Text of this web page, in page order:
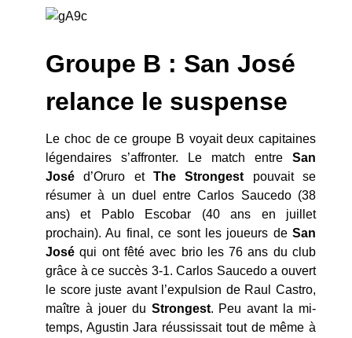
Groupe B : San José
relance le suspense
Le choc de ce groupe B voyait deux capitaines
légendaires s’affronter. Le match entre San
José d’Oruro et The Strongest pouvait se
résumer à un duel entre Carlos Saucedo (38
ans) et Pablo Escobar (40 ans en juillet
prochain). Au final, ce sont les joueurs de San
José qui ont fêté avec brio les 76 ans du club
grâce à ce succès 3-1. Carlos Saucedo a ouvert
le score juste avant l’expulsion de Raul Castro,
maître à jouer du Strongest. Peu avant la mi-
temps, Agustin Jara réussissait tout de même à